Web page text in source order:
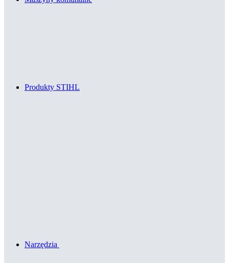
Produkty STIHL
Narzędzia